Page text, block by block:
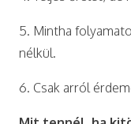
5. Mintha
nélkül.
6. Csak arról